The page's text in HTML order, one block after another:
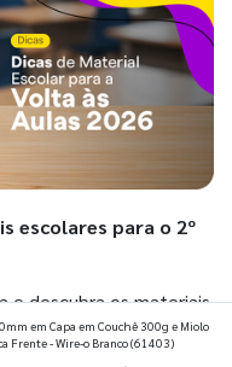
escolares para o 2º
e descubra os materiais
o segundo
em Capa em Couchê 300g e Miolo
Frente - Wire-o Branco(61403)